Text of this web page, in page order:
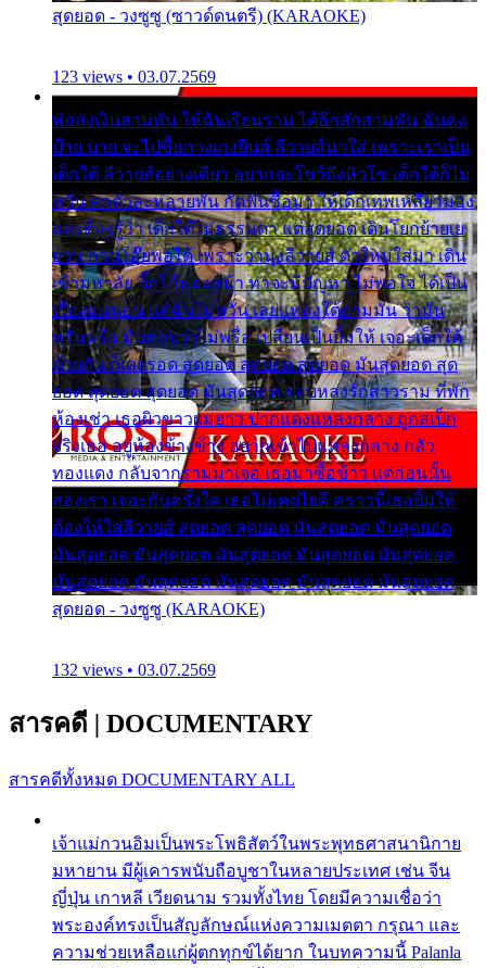
สุดยอด - วงซูซู (ซาวด์ดนตรี) (KARAOKE)
123 views • 03.07.2569
พ่อส่งเงินสามพัน ให้ฉันเรียนราม ได้อีกสักสามพัน ฉันคง
บ๊าย บาย จะไปซื้อกางเกงยีนส์ ลีวายส์มาใส่ เพราะเราเป็น
เด็กใต้ ลีวายส์อย่างเดียว อยากจะโชว์ถึงหิวโซ เด็กใต้ก็ไม่
หวั่น ตกตัวละหลายพัน กัดฟันซื้อมา ให้เด็กเทพเหลียวมอง
และต้องรู้ว่า เด็กใต้ไม่ธรรมดา แต่สุดยอด เดินโยกย้ายเย
ยวน กวนโอ๊ยพอได้ เพราะว่านุ่งลีวายส์ ตัวใหม่ใส่มา เดิน
เข้ามหาลัย จิ๊กโก๊มองหน้า ท่าจะมีปัญหา ไม่พอใจ ได้เป็น
เรื่องแน่นอน แต่ฉันไม่หวั่น เลยแหลงใต้ถามมัน ว่ามัน
พรั่นพรือ มันตอบว่าไม่พรื่อ เปลี่ยนเป็นยิ้มให้ เจอะเด็กใต้
ด้วยกัน ก็เลยรอด สุดยอด สุดยอด สุดยอด มันสุดยอด สุด
ยอด สุดยอด สุดยอด มันสุดยอด แอบหลงรักสาวราม ที่พัก
ห้องเช่า เธอผิวขาวผมยาว ปากแดงแหลงกลาง ถูกสเป็ก
จริงเธอ อยู่ห้องข้างข้าง อยากเข้าไปแหลงกลาง กลัว
ทองแดง กลับจากรามมาเจอ เธอมาซื้อข้าว แต่ก่อนนั้น
สองเรา เจอะกันครั้งใด เธอไม่เคยไยดี คราวนี้เธอยิ้มให้
ต้องให้ใส่ลีวายส์ สุดยอด สุดยอด มันสุดยอด มันสุดยอด
มันสุดยอด มันสุดยอด มันสุดยอด มันสุดยอด มันสุดยอด
มันสุดยอด มันสุดยอด มันสุดยอด มันสุดยอด มันสุดยอด
สุดยอด - วงซูซู (KARAOKE)
132 views • 03.07.2569
สารคดี | DOCUMENTARY
สารคดีทั้งหมด DOCUMENTARY ALL
เจ้าแม่กวนอิมเป็นพระโพธิสัตว์ในพระพุทธศาสนานิกาย
มหายาน มีผู้เคารพนับถือบูชาในหลายประเทศ เช่น จีน
ญี่ปุ่น เกาหลี เวียดนาม รวมทั้งไทย โดยมีความเชื่อว่า
พระองค์ทรงเป็นสัญลักษณ์แห่งความเมตตา กรุณา และ
ความช่วยเหลือแก่ผู้ตกทุกข์ได้ยาก ในบทความนี้ Palanla